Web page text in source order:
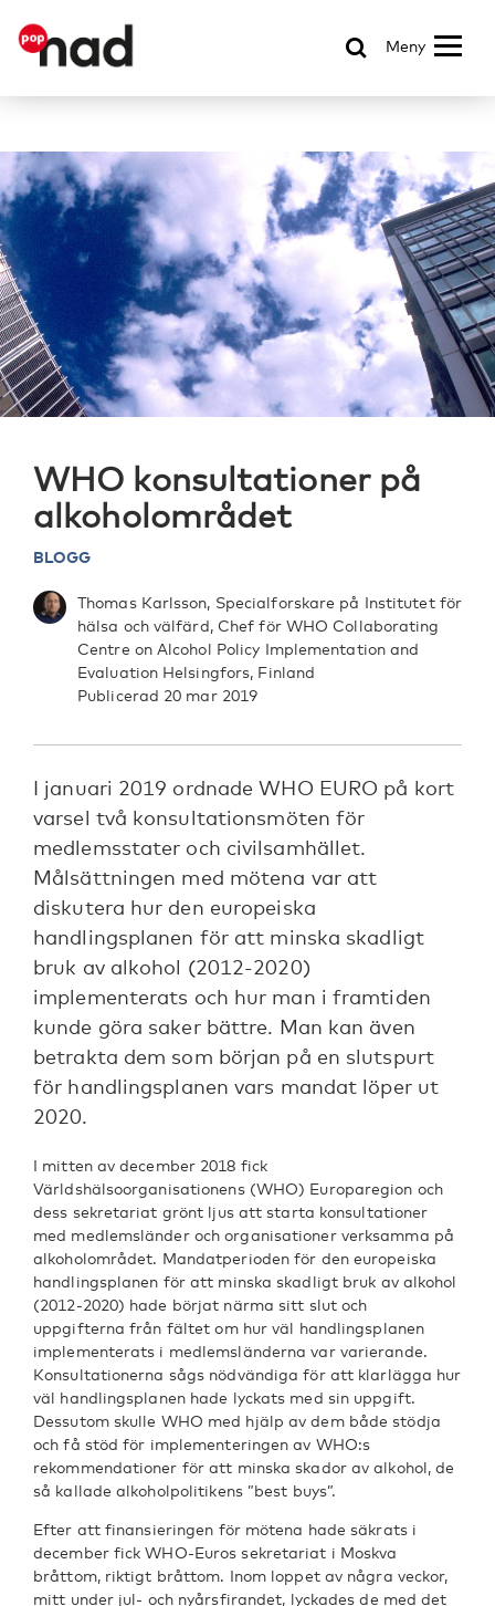
Meny
WHO konsultationer på
alkoholområdet
BLOGG
Thomas Karlsson, Specialforskare på Institutet för
hälsa och välfärd, Chef för WHO Collaborating
Centre on Alcohol Policy Implementation and
Evaluation Helsingfors, Finland
Publicerad 20 mar 2019
I januari 2019 ordnade WHO EURO på kort
varsel två konsultationsmöten för
medlemsstater och civilsamhället.
Målsättningen med mötena var att
diskutera hur den europeiska
handlingsplanen för att minska skadligt
bruk av alkohol (2012-2020)
implementerats och hur man i framtiden
kunde göra saker bättre. Man kan även
betrakta dem som början på en slutspurt
för handlingsplanen vars mandat löper ut
2020.
I mitten av december 2018 fick
Världshälsoorganisationens (WHO) Europaregion och
dess sekretariat grönt ljus att starta konsultationer
med medlemsländer och organisationer verksamma på
alkoholområdet. Mandatperioden för den europeiska
handlingsplanen för att minska skadligt bruk av alkohol
(2012-2020) hade börjat närma sitt slut och
uppgifterna från fältet om hur väl handlingsplanen
implementerats i medlemsländerna var varierande.
Konsultationerna sågs nödvändiga för att klarlägga hur
väl handlingsplanen hade lyckats med sin uppgift.
Dessutom skulle WHO med hjälp av dem både stödja
och få stöd för implementeringen av WHO:s
rekommendationer för att minska skador av alkohol, de
så kallade alkoholpolitikens ”best buys”.
Efter att finansieringen för mötena hade säkrats i
december fick WHO-Euros sekretariat i Moskva
bråttom, riktigt bråttom. Inom loppet av några veckor,
mitt under jul- och nyårsfirandet, lyckades de med det